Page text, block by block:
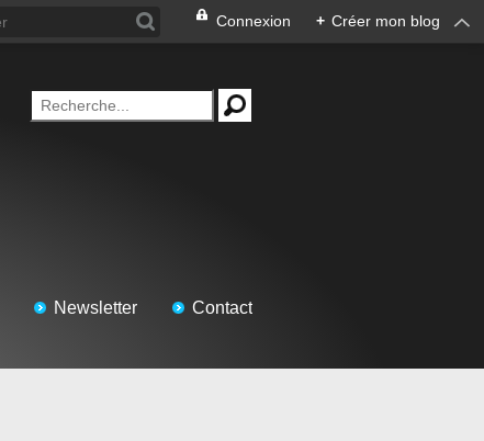
Connexion + Créer mon blog
Newsletter Contact